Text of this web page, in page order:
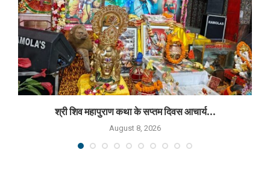
श्री शिव महापुराण कथा के सप्तम दिवस आचार्य...
August 8, 2026